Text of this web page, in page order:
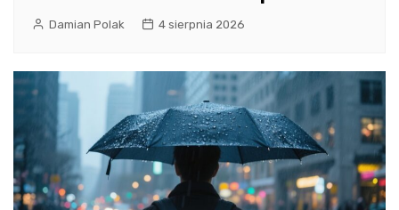
Damian Polak 4 sierpnia 2026